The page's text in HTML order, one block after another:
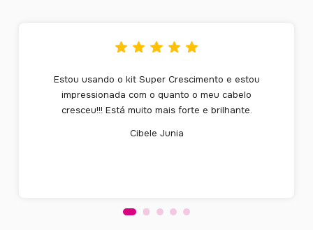
Estou usando o kit Super Crescimento e estou
impressionada com o quanto o meu cabelo
cresceu!!! Está muito mais forte e brilhante.
Cibele Junia